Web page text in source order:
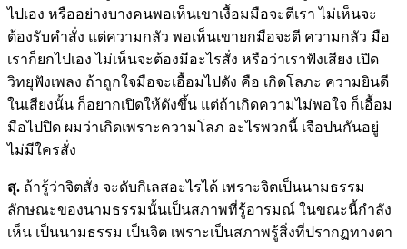
ไปเอง หรืออย่างบางคนพอเห็นเขาเงื้อมมือจะตีเรา ไม่เห็นจะ
ต้องรับคำสั่ง แต่ความกลัว พอเห็นเขายกมือจะตี ความกลัว มือ
เราก็ยกไปเอง ไม่เห็นจะต้องมีอะไรสั่ง หรือว่าเราฟังเสียง เปิด
วิทยุฟังเพลง ถ้าถูกใจมือจะเอื้อมไปดัง คือ เกิดโลภะ ความยินดี
ในเสียงนั้น ก็อยากเปิดให้ดังขึ้น แต่ถ้าเกิดความไม่พอใจ ก็เอื้อม
มือไปปิด ผมว่าเกิดเพราะความโลภ อะไรพวกนี้ เจือปนกันอยู่
ไม่มีใครสั่ง
สุ. ถ้ารู้ว่าจิตสั่ง จะดับกิเลสอะไรได้ เพราะจิตเป็นนามธรรม
ลักษณะของนามธรรมนั้นเป็นสภาพที่รู้อารมณ์ ในขณะนี้กำลัง
เห็น เป็นนามธรรม เป็นจิต เพราะเป็นสภาพรู้สิ่งที่ปรากฏทางตา